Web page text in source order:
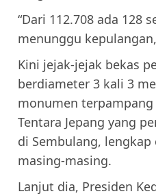
“Dari 112.708 ada 128
menunggu
Kini jejak-jejak bekas
berdiameter 3 kali 3
monumen
Tentara Jepang yang
di Sembulang,
masing-masing.
Lanjut dia, Presiden